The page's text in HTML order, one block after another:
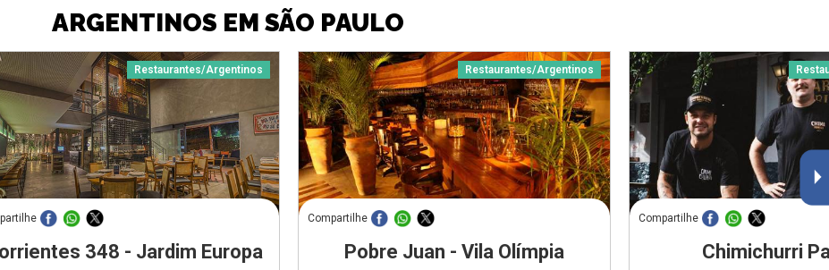
ARGENTINOS EM SÃO PAULO
Restaurantes/Argentinos
348 - Jardim Europa
Restaurantes/Argentinos
Compartilhe
Pobre Juan - Vila Olímpia
Compartilhe
Chimichurri